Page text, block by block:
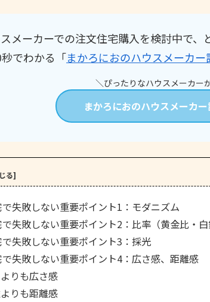
メーカーでの注文住宅購入を検討中で
でわかる「まかろにおのハウスメーカー
＼ぴったりなハウスメーカー
まかろにおのハウスメーカ
失敗しない重要ポイント1：モダニズム
失敗しない重要ポイント2：比率（黄金比・白
失敗しない重要ポイント3：採光
失敗しない重要ポイント4：広さ感、距離感
りも広さ感
りも距離感